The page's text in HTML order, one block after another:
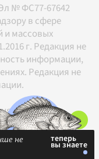
№ ФС77-67642
в сфере
и массовых
г. Редакция не
информации,
Редакция не
с
не